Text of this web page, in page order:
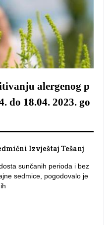
alergenog p
do 18.04. 2023. go
Izvještaj Tešanj
sunčanih perioda i bez
sedmice, pogodovalo je